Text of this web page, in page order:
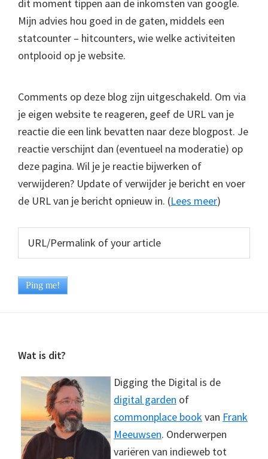
dit moment tippen aan de inkomsten van google.
Mijn advies hou goed in de gaten, middels een
statcounter – hitcounters, wie welke activiteiten
ontplooid op je website.
Comments op deze blog zijn uitgeschakeld. Om via
je eigen website te reageren, geef de URL van je
reactie die een link bevatten naar deze blogpost. Je
reactie verschijnt dan (eventueel na moderatie) op
deze pagina. Wil je je reactie bijwerken of
verwijderen? Update of verwijder je bericht en voer
de URL van je bericht opnieuw in. (Lees meer)
Footer
Wat is dit?
Digging the Digital is de
digital garden of
commonplace bookvan Frank
Meeuwsen. Onderwerpen
variëren van indieweb tot